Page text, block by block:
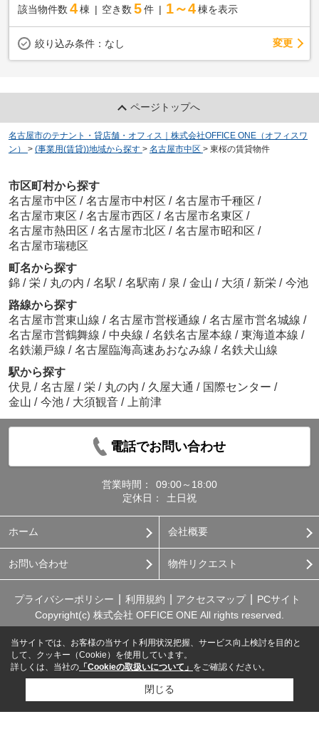
該当物件数 4棟 空き数 5 件 1～4 棟を表示
絞り込み条件： なし 変更
ページトップへ
名古屋市のテナント・貸店舗・オフィス｜株式会社OFFICE ONE（オフィスワ
ン）
> (事業用(賃貸))地域から探す > 名古屋市中区 > 東桜の賃貸物件
市区町村から探す
名古屋市中区 / 名古屋市中村区 / 名古屋市千種区 /
名古屋市東区 / 名古屋市西区 / 名古屋市名東区 /
名古屋市熱田区 / 名古屋市北区 / 名古屋市昭和区 /
名古屋市瑞穂区
町名から探す
錦 / 栄 / 丸の内 / 名駅 / 名駅南 / 泉 / 金山 / 大須 / 新栄 / 今池
路線から探す
名古屋市営東山線 / 名古屋市営桜通線 / 名古屋市営名城線 /
名古屋市営鶴舞線 / 中央線 / 名鉄名古屋本線 / 東海道本線 /
名鉄瀬戸線 / 名古屋臨海高速あおなみ線 / 名鉄犬山線
駅から探す
伏見 / 名古屋 / 栄 / 丸の内 / 久屋大通 / 国際センター /
金山 / 今池 / 大須観音 / 上前津
電話でお問い合わせ
営業時間：
09:00～18:00
定休日：
土日祝
ホーム 会社概要
お問い合わせ 物件リクエスト
プライバシーポリシー 利用規約 アクセスマップ
PCサイト
Copyright(c) 株式会社 OFFICE ONE All rights reserved.
当サイトでは、お客様の当サイト利用状況把握、サービス向上検討を目的と
して、クッキー（Cookie）を使用しています。
詳しくは、当社の 「Cookieの取扱いについて」 をご確認ください。
閉じる